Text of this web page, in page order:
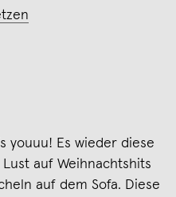
youuu! Es wieder diese
auf Weihnachtshits
auf dem Sofa. Diese